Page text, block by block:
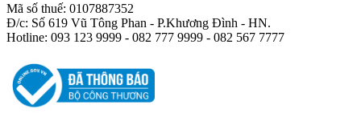
Mã số thuế: 0107887352
Đ/c: Số 619 Vũ Tông Phan - P.Khương Đình - HN.
Hotline: 093 123 9999 - 082 777 9999 - 082 567 7777